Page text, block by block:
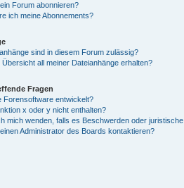
Forum abonnieren?
ich meine Abonnements?
sind in diesem Forum zulässig?
Übersicht all meiner Dateianhänge erhalten?
Fragen
Forensoftware entwickelt?
x oder y nicht enthalten?
mich wenden, falls es Beschwerden oder
Administrator des Boards kontaktieren?